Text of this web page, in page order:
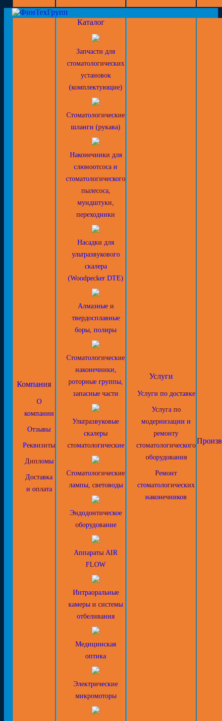
Компания
О
компании
Отзывы
Реквизиты
Дипломы
Доставка
и оплата
Каталог
Запчасти для
стоматологических
установок
(комплектующие)
Стоматологические
шланги (рукава)
Наконечники для
слюноотсоса и
стоматологического
пылесоса,
мундштуки,
переходники
Насадки для
ультразвукового
скалера
(Woodpecker DTE)
Алмазные и
твердосплавные
боры, полиры
Стоматологические
наконечники,
роторные группы,
запасные части
Ультразвуковые
скалеры
стоматологические
Стоматологические
лампы, световоды
Эндодонтическое
оборудование
Аппараты AIR
FLOW
Интраоральные
камеры и системы
отбеливания
Медицинская
оптика
Электрические
микромоторы
Услуги
Услуги по доставке
Услуга по
модернизации и
ремонту
стоматологического
оборудования
Ремонт
стоматологических
наконечников